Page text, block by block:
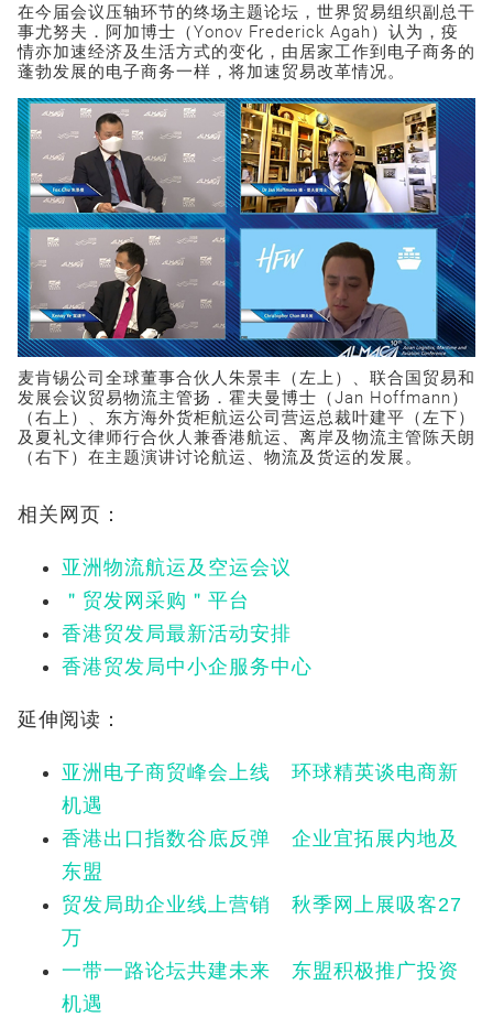
在今届会议压轴环节的终场主题论坛，世界贸易组织副总干
事尤努夫．阿加博士（Yonov Frederick Agah）认为，疫
情亦加速经济及生活方式的变化，由居家工作到电子商务的
蓬勃发展的电子商务一样，将加速贸易改革情况。
麦肯锡公司全球董事合伙人朱景丰（左上）、联合国贸易和
发展会议贸易物流主管扬．霍夫曼博士（Jan Hoffmann）
（右上）、东方海外货柜航运公司营运总裁叶建平（左下）
及夏礼文律师行合伙人兼香港航运、离岸及物流主管陈天朗
（右下）在主题演讲讨论航运、物流及货运的发展。
相关网页：
亚洲物流航运及空运会议
＂贸发网采购＂平台
香港贸发局最新活动安排
香港贸发局中小企服务中心
延伸阅读：
亚洲电子商贸峰会上线 环球精英谈电商新
机遇
香港出口指数谷底反弹 企业宜拓展内地及
东盟
贸发局助企业线上营销 秋季网上展吸客27
万
一带一路论坛共建未来 东盟积极推广投资
机遇